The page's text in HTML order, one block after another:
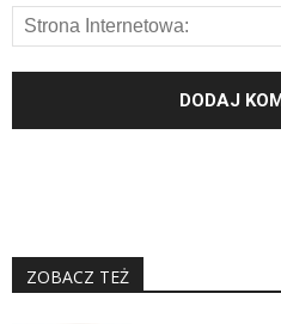
ZOBACZ TEŻ